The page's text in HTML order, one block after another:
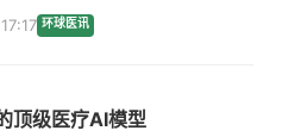
环球医讯
顶级医疗AI模型